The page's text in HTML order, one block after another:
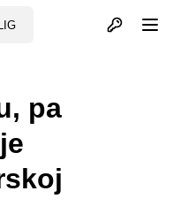
Otvori profil
pa